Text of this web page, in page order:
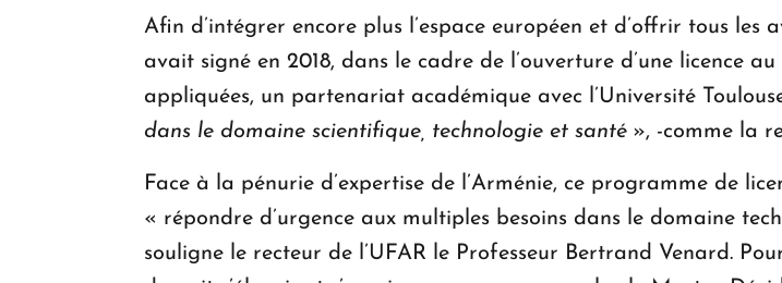
Afin d’intégrer encore plus l’espace européen et d’offrir tous les
avait signé en 2018, dans le cadre de l’ouverture d’une licence
appliquées, un partenariat académique avec l’Université
dans le domaine scientifique, technologie et santé», -comme la
Face à la pénurie d’expertise de l’Arménie, ce programme de
« répondre d’urgence aux multiples besoins dans le domaine
souligne le recteur de l’UFAR le Professeur Bertrand Venard.